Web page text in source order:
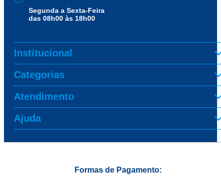
Segunda a Sexta-Feira
das 08h00 às 18h00
Institucional
Categorias
Atendimento
Ajuda
Formas de Pagamento: